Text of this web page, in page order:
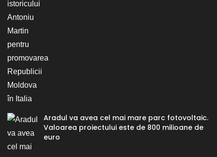
Aradul va avea cel mai mare parc fotovoltaic.
Valoarea proiectului este de 800 milioane de
euro